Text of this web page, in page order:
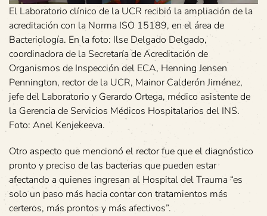
El Laboratorio clínico de la UCR recibió la ampliación de la
acreditación con la Norma ISO 15189, en el área de
Bacteriología. En la foto: Ilse Delgado Delgado,
coordinadora de la Secretaría de Acreditación de
Organismos de Inspección del ECA, Henning Jensen
Pennington, rector de la UCR, Mainor Calderón Jiménez,
jefe del Laboratorio y Gerardo Ortega, médico asistente de
la Gerencia de Servicios Médicos Hospitalarios del INS.
Foto: Anel Kenjekeeva.
Otro aspecto que mencionó el rector fue que el diagnóstico
pronto y preciso de las bacterias que pueden estar
afectando a quienes ingresan al Hospital del Trauma “es
solo un paso más hacia contar con tratamientos más
certeros, más prontos y más afectivos”.